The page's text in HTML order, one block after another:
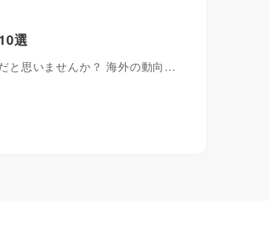
選
と思いませんか？ 海外の動向…